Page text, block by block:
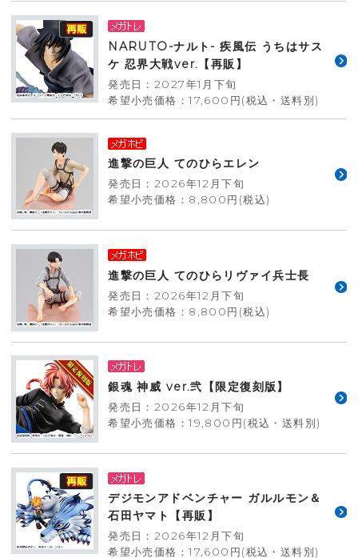
NARUTO-ナルト- 疾風伝 うちはサス
ケ 忍界大戦ver.【再販】
発売日：2027年1月下旬
希望小売価格：17,600円(税込・送料別)
進撃の巨人 てのひらエレン
発売日：2026年12月下旬
希望小売価格：8,800円(税込)
進撃の巨人 てのひらリヴァイ兵士長
発売日：2026年12月下旬
希望小売価格：8,800円(税込)
銀魂 神威 ver.弐【限定復刻版】
発売日：2026年12月下旬
希望小売価格：19,800円(税込・送料別)
デジモンアドベンチャー ガルルモン＆
石田ヤマト【再販】
発売日：2026年12月下旬
希望小売価格：17,600円(税込・送料別)